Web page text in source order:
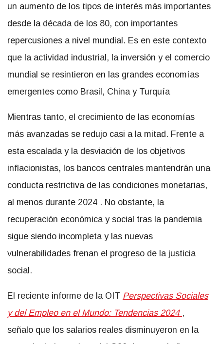
un aumento de los tipos de interés más importantes
desde la década de los 80, con importantes
repercusiones a nivel mundial. Es en este contexto
que la actividad industrial, la inversión y el comercio
mundial se resintieron en las grandes economías
emergentes como Brasil, China y Turquía
Mientras tanto, el crecimiento de las economías
más avanzadas se redujo casi a la mitad. Frente a
esta escalada y la desviación de los objetivos
inflacionistas, los bancos centrales mantendrán una
conducta restrictiva de las condiciones monetarias,
al menos durante 2024 . No obstante, la
recuperación económica y social tras la pandemia
sigue siendo incompleta y las nuevas
vulnerabilidades frenan el progreso de la justicia
social.
El reciente informe de la OIT Perspectivas Sociales
y del Empleo en el Mundo: Tendencias 2024 ,
señalo que los salarios reales disminuyeron en la